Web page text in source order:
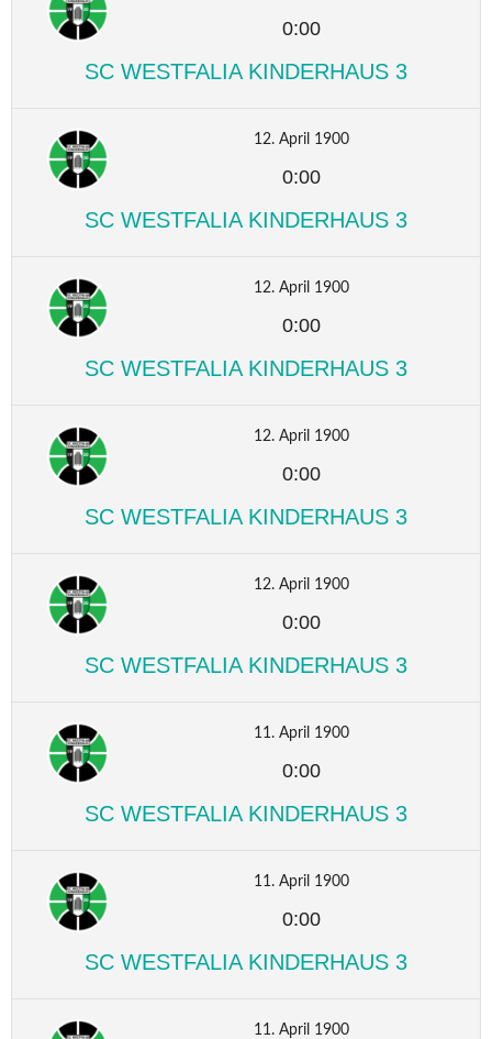
0:00
SC WESTFALIA KINDERHAUS 3
12. April 1900
0:00
SC WESTFALIA KINDERHAUS 3
12. April 1900
0:00
SC WESTFALIA KINDERHAUS 3
12. April 1900
0:00
SC WESTFALIA KINDERHAUS 3
12. April 1900
0:00
SC WESTFALIA KINDERHAUS 3
11. April 1900
0:00
SC WESTFALIA KINDERHAUS 3
11. April 1900
0:00
SC WESTFALIA KINDERHAUS 3
11. April 1900